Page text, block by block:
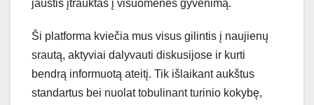
jaustis įtrauktas į visuomenės gyvenimą.
Ši platforma kviečia mus visus gilintis į naujienų
srautą, aktyviai dalyvauti diskusijose ir kurti
bendrą informuotą ateitį. Tik išlaikant aukštus
standartus bei nuolat tobulinant turinio kokybę,